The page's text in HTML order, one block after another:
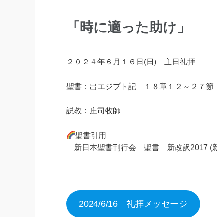
「時に適った助け」
２０２４年６月１６日(日) 主日礼拝
聖書：出エジプト記 １８章１２～２７節
説教：庄司牧師
聖書引用
新日本聖書刊行会 聖書 新改訳2017 (
2024/6/16 礼拝メッセージ